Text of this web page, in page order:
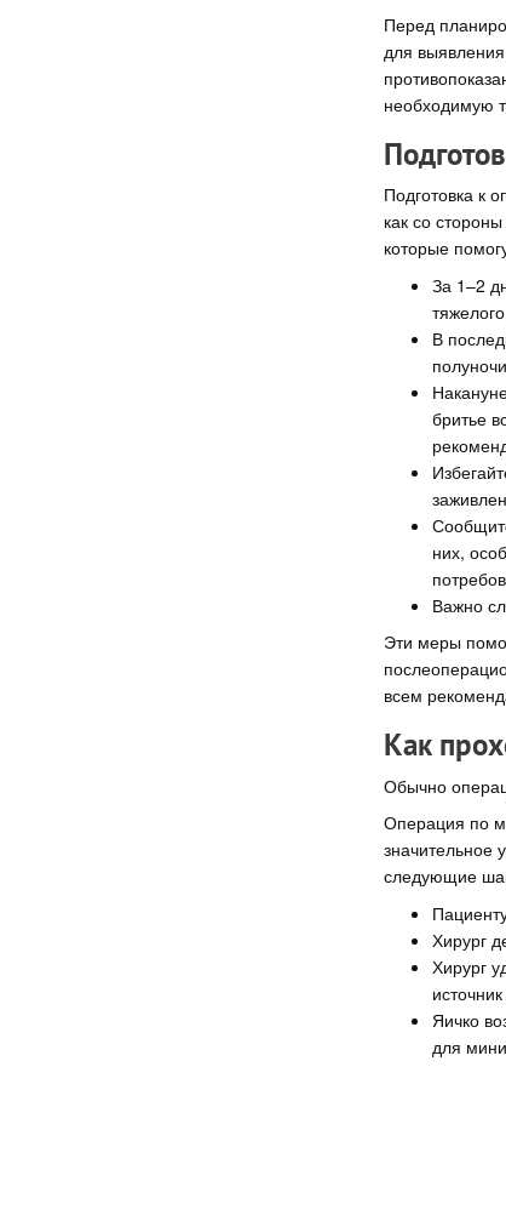
Перед
для
необходимую
Подготовка к
как со
которые
За 1–2
В
бритье
них,
Важно
Эти меры
всем
Как
Обычно
Операция по
значительное
следующие
Хирург
Хирург
Яичко
для